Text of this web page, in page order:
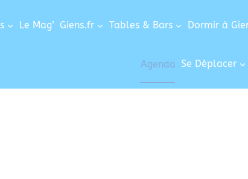
Le Mag’ Giens.fr Tables & Bars Dormir à
Agenda Se Déplacer